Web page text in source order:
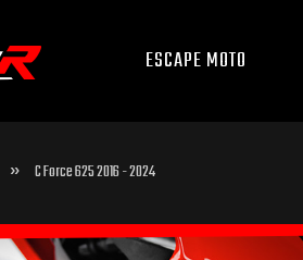
ESCAPE MOTO
» C Force 625 2016 - 2024